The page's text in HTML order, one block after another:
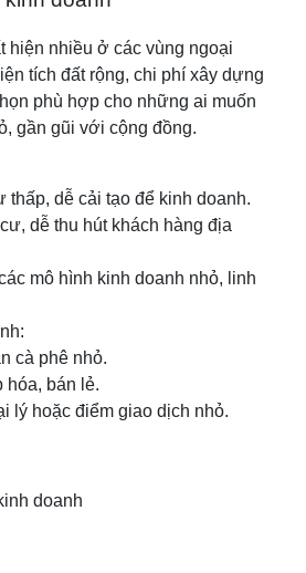
hiện nhiều ở các vùng ngoại
tích đất rộng, chi phí xây dựng
phù hợp cho những ai muốn
gần gũi với cộng đồng.
thấp, dễ cải tạo để kinh doanh.
dễ thu hút khách hàng địa
mô hình kinh doanh nhỏ, linh
cà phê nhỏ.
hóa, bán lẻ.
lý hoặc điểm giao dịch nhỏ.